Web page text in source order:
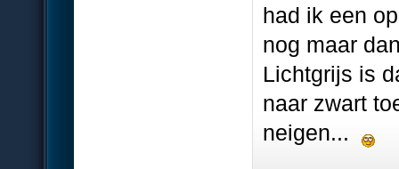
had ik een
nog maar
Lichtgrijs is
naar zwart
neigen...